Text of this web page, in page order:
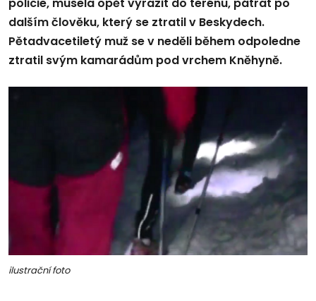
policie, musela opět vyrazit do terénu, pátrat po
dalším člověku, který se ztratil v Beskydech.
Pětadvacetiletý muž se v neděli během odpoledne
ztratil svým kamarádům pod vrchem Kněhyně.
ilustrační foto